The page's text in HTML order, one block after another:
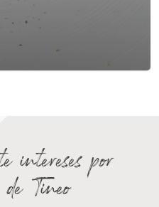
intereses por
Tineo